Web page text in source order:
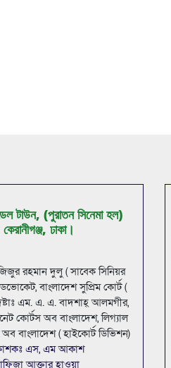
টাউন, (পুরাতন সিনেমা হল)
ঢাকা।
রহমান দুলু ( সাবেক সিনিয়র
বাংলাদেশ সুপ্রিম কোর্ট (
এম. এ. এ. বাদশাহ্ আলমগীর,
কোর্টস অব বাংলাদেশ, লিগ্যাল
অব বাংলাদেশ ( হাইকোর্ট ডিভিশন)
এস, এম আকাশ
আক্তার হাওয়া